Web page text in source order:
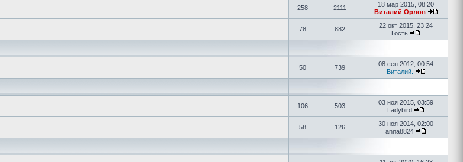
258 2111
18 мар 2015, 08:20
Виталий Орлов
78 882
22 окт 2015, 23:24
Гость
50 739
08 сен 2012, 00:54
Виталий.
106 503
03 ноя 2015, 03:59
Ladybird
58 126
30 ноя 2014, 02:00
anna8824